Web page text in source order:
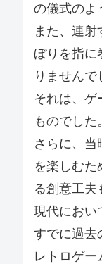
の儀式のよ
また、連
ぼりを指に
りませんで
それは、ゲ
ものでした。
さらに、当
を楽しむた
る創意工夫
現代におい
すでに過去
レトロゲー